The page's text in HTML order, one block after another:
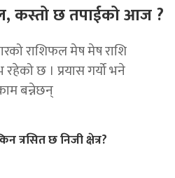
कस्तो छ तपाईको आज ?
राशिफल मेष मेष राशि
छ । प्रयास गर्यो भने
बन्नेछन्
त्रसित छ निजी क्षेत्र?